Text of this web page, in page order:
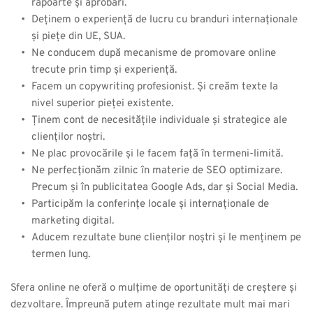
rapoarte și aprobări.
Deținem o experiență de lucru cu branduri internaționale
și piețe din UE, SUA.
Ne conducem după mecanisme de promovare online
trecute prin timp și experiență.
Facem un copywriting profesionist. Și creăm texte la
nivel superior pieței existente.
Ținem cont de necesitățile individuale și strategice ale
clienților noștri.
Ne plac provocările și le facem față în termeni-limită.
Ne perfecționăm zilnic în materie de SEO optimizare.
Precum și în publicitatea Google Ads, dar și Social Media.
Participăm la conferințe locale și internaționale de
marketing digital.
Aducem rezultate bune clienților noștri și le menținem pe
termen lung.
Sfera online ne oferă o mulțime de oportunități de creștere și
dezvoltare. Împreună putem atinge rezultate mult mai mari